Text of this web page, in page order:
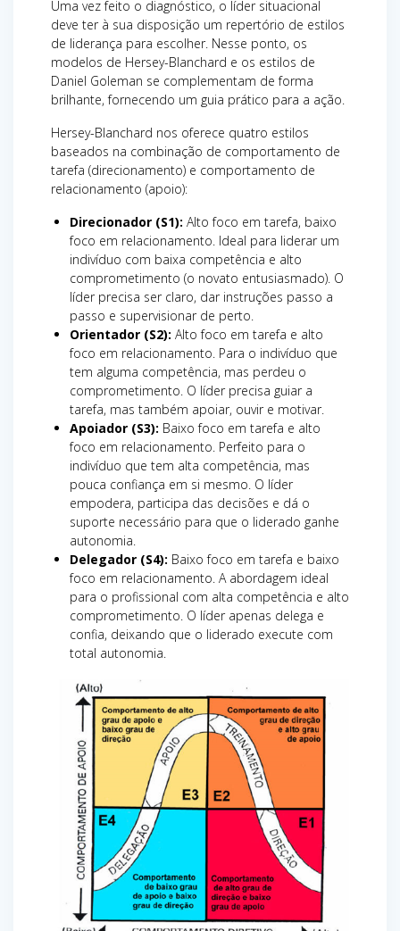
Uma vez feito o diagnóstico, o líder situacional
deve ter à sua disposição um repertório de estilos
de liderança para escolher. Nesse ponto, os
modelos de Hersey-Blanchard e os estilos de
Daniel Goleman se complementam de forma
brilhante, fornecendo um guia prático para a ação.
Hersey-Blanchard nos oferece quatro estilos
baseados na combinação de comportamento de
tarefa (direcionamento) e comportamento de
relacionamento (apoio):
Direcionador (S1): Alto foco em tarefa, baixo
foco em relacionamento. Ideal para liderar um
indivíduo com baixa competência e alto
comprometimento (o novato entusiasmado). O
líder precisa ser claro, dar instruções passo a
passo e supervisionar de perto.
Orientador (S2): Alto foco em tarefa e alto
foco em relacionamento. Para o indivíduo que
tem alguma competência, mas perdeu o
comprometimento. O líder precisa guiar a
tarefa, mas também apoiar, ouvir e motivar.
Apoiador (S3): Baixo foco em tarefa e alto
foco em relacionamento. Perfeito para o
indivíduo que tem alta competência, mas
pouca confiança em si mesmo. O líder
empodera, participa das decisões e dá o
suporte necessário para que o liderado ganhe
autonomia.
Delegador (S4): Baixo foco em tarefa e baixo
foco em relacionamento. A abordagem ideal
para o profissional com alta competência e alto
comprometimento. O líder apenas delega e
confia, deixando que o liderado execute com
total autonomia.